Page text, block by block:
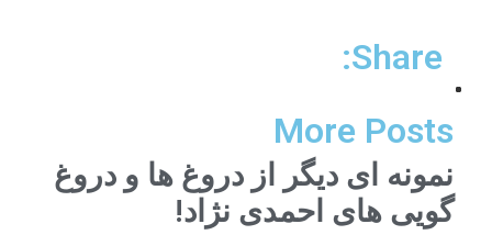
Share:
More Posts
نمونه ای دیگر از دروغ ها و دروغ
گویی های احمدی نژاد!